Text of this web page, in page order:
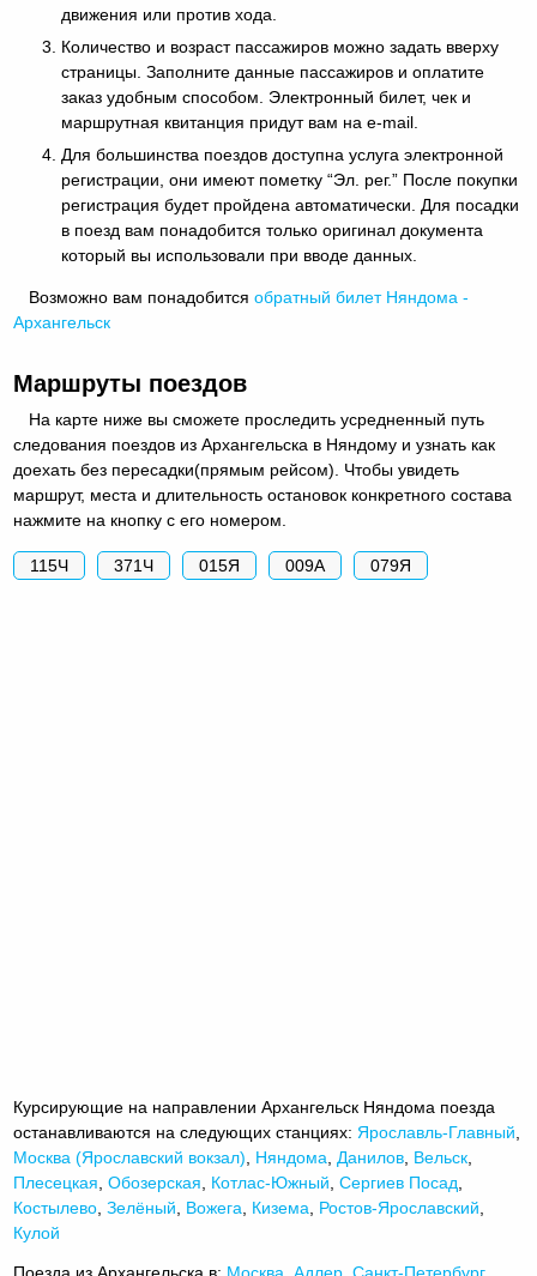
движения или против хода.
Количество и возраст пассажиров можно задать вверху
страницы. Заполните данные пассажиров и оплатите
заказ удобным способом. Электронный билет, чек и
маршрутная квитанция придут вам на e-mail.
Для большинства поездов доступна услуга электронной
регистрации, они имеют пометку “Эл. рег.” После покупки
регистрация будет пройдена автоматически. Для посадки
в поезд вам понадобится только оригинал документа
который вы использовали при вводе данных.
Возможно вам понадобитсяобратный билет Няндома -
Архангельск
Маршруты поездов
На карте ниже вы сможете проследить усредненный путь
следования поездов из Архангельска в Няндому и узнать как
доехать без пересадки(прямым рейсом). Чтобы увидеть
маршрут, места и длительность остановок конкретного состава
нажмите на кнопку с его номером.
115Ч 371Ч 015Я 009А 079Я
Курсирующие на направлении Архангельск Няндома поезда
останавливаются на следующих станциях: Ярославль-Главный
Москва (Ярославский вокзал)
Няндома Данилов Вельск
Плесецкая ,Обозерская Котлас-Южный ,Сергиев Посад
Костылево ,Зелёный Вожега Кизема Ростов-Ярославский
Кулой
Поезда из Архангельска в: Москва Адлер ,Санкт-Петербург,